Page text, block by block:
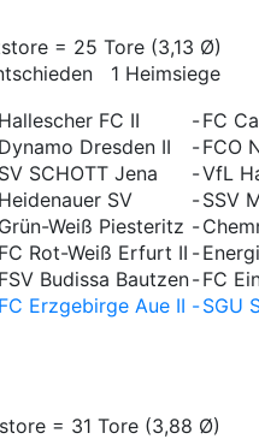
= 25 Tore (3,13 Ø)
1 Heimsiege
Hallescher FC II -FC
Dynamo Dresden II -FCO
SV SCHOTT Jena -VfL
Heidenauer SV -SSV
Grün-Weiß Piesteritz -
FC Rot-Weiß Erfurt II -
FSV Budissa Bautzen-FC
FC Erzgebirge Aue II -SGU
= 31 Tore (3,88 Ø)